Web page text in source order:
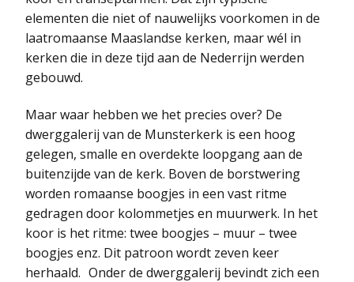
elementen die niet of nauwelijks voorkomen in de
laatromaanse Maaslandse kerken, maar wél in
kerken die in deze tijd aan de Nederrijn werden
gebouwd.
Maar waar hebben we het precies over? De
dwerggalerij van de Munsterkerk is een hoog
gelegen, smalle en overdekte loopgang aan de
buitenzijde van de kerk. Boven de borstwering
worden romaanse boogjes in een vast ritme
gedragen door kolommetjes en muurwerk. In het
koor is het ritme: twee boogjes – muur – twee
boogjes enz. Dit patroon wordt zeven keer
herhaald. Onder de dwerggalerij bevindt zich een